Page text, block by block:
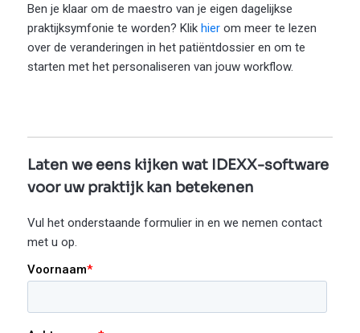
Ben je klaar om de maestro van je eigen dagelijkse
praktijksymfonie te worden? Klik hierom meer te lezen
over de veranderingen in het patiëntdossier en om te
starten met het personaliseren van jouw workflow.
Laten we eens kijken wat IDEXX-software
voor uw praktijk kan betekenen
Vul het onderstaande formulier in en we nemen contact
met u op.